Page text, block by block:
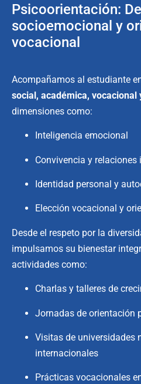
Psicoorientación:
socioemocional y
vocacional
Acompañamos al estudiante
social, académica, vocacional
dimensiones como:
Inteligencia emocional
Convivencia y relaciones
Identidad personal y
Elección vocacional y
Desde el respeto por la
impulsamos su bienestar
actividades como:
Charlas y talleres de
Jornadas de orientación
Visitas de universidades
internacionales
Prácticas vocacionales